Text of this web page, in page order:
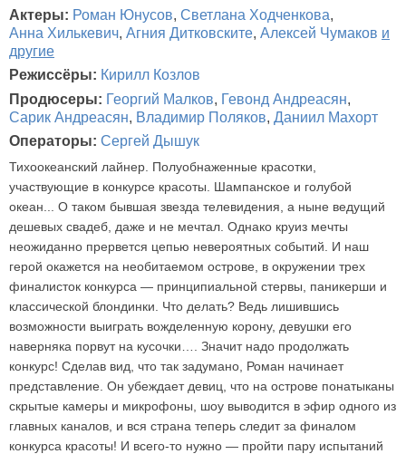
Актеры: Роман Юнусов, Светлана Ходченкова,
Анна Хилькевич, Агния Дитковските, Алексей Чумаков и
другие
Режиссёры: Кирилл Козлов
Продюсеры: Георгий Малков, Гевонд Андреасян,
Сарик Андреасян, Владимир Поляков, Даниил Махорт
Операторы: Сергей Дышук
Тихоокеанский лайнер. Полуобнаженные красотки,
участвующие в конкурсе красоты. Шампанское и голубой
океан... О таком бывшая звезда телевидения, а ныне ведущий
дешевых свадеб, даже и не мечтал. Однако круиз мечты
неожиданно прервется цепью невероятных событий. И наш
герой окажется на необитаемом острове, в окружении трех
финалисток конкурса — принципиальной стервы, паникерши и
классической блондинки. Что делать? Ведь лишившись
возможности выиграть вожделенную корону, девушки его
наверняка порвут на кусочки…. Значит надо продолжать
конкурс! Сделав вид, что так задумано, Роман начинает
представление. Он убеждает девиц, что на острове понатыканы
скрытые камеры и микрофоны, шоу выводится в эфир одного из
главных каналов, и вся страна теперь следит за финалом
конкурса красоты! И всего-то нужно — пройти пару испытаний